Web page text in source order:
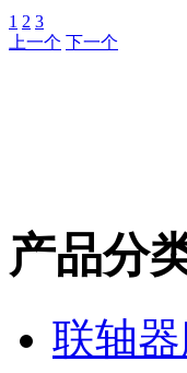
1 2 3
上一个 下一个
产品分
联轴